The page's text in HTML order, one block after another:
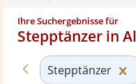
Ihre Suchergebnisse für
Stepptänzer in
Zurück zu «Tänzer»
Stepptänzer